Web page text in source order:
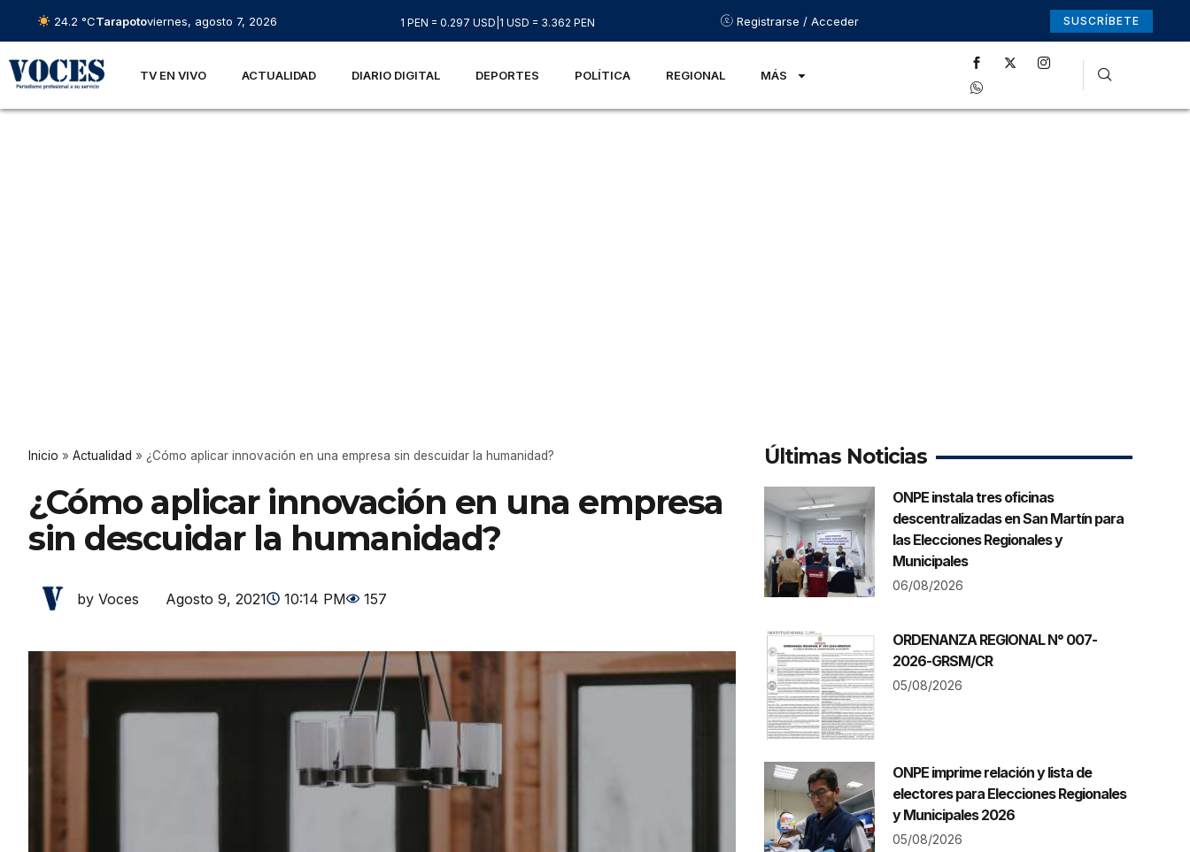
24.2 °CTarapotoviernes, agosto 7, 2026 1 PEN = 0.297 USD 1 USD = 3.362 PEN Registrarse / Acceder SUSCRÍBETE
TV EN VIVO ACTUALIDAD DIARIO DIGITAL DEPORTES POLÍTICA REGIONAL MÁS
Inicio » Actualidad » ¿Cómo aplicar innovación en una empresa sin descuidar la humanidad?
¿Cómo aplicar innovación en una empresa
sin descuidar la humanidad?
by Voces Agosto 9, 2021 10:14 PM 157
Últimas Noticias
ONPE instala tres oficinas
descentralizadas en San Martín para
las Elecciones Regionales y
Municipales
06/08/2026
ORDENANZA REGIONAL N° 007-
2026-GRSM/CR
05/08/2026
ONPE imprime relación y lista de
electores para Elecciones Regionales
y Municipales 2026
05/08/2026